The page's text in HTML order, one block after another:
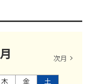
月 次月
木 金
土